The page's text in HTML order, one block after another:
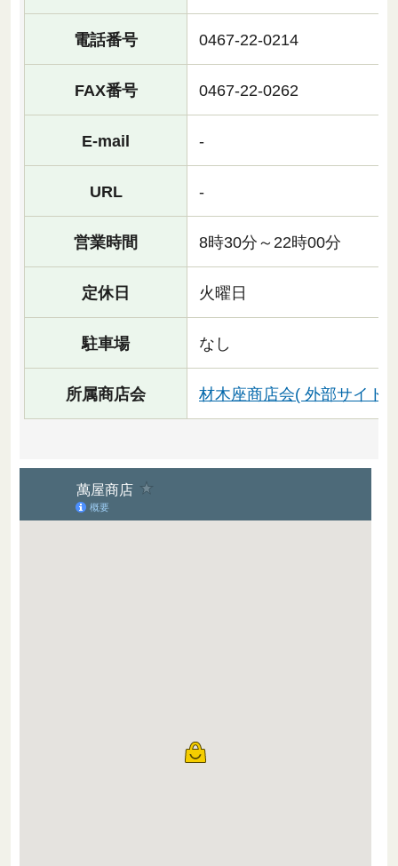
電話番号 0467-22-0214
FAX番号 0467-22-0262
E-mail -
URL -
営業時間 8時30分～22時00分
定休日 火曜日
駐車場 なし
所属商店会 材木座商店会( 外部サイト